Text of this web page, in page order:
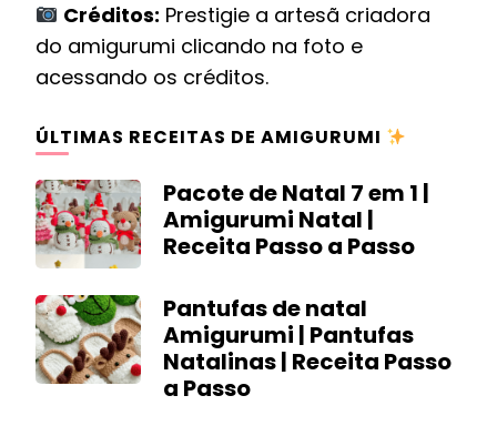
Créditos: Prestigie a artesã criadora
do amigurumi clicando na foto e
acessando os créditos.
ÚLTIMAS RECEITAS DE AMIGURUMI
Pacote de Natal 7 em 1 |
Amigurumi Natal |
Receita Passo a Passo
Pantufas de natal
Amigurumi | Pantufas
Natalinas | Receita Passo
a Passo